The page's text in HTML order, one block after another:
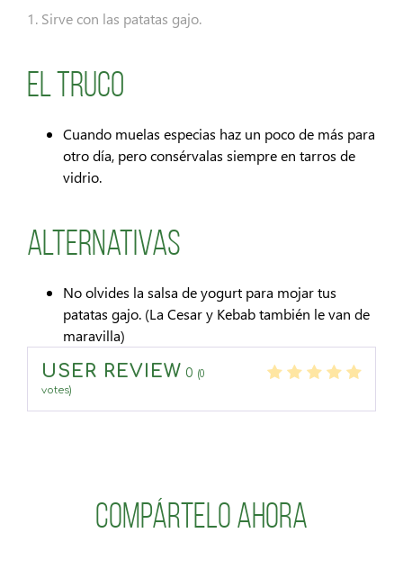
1. Sirve con las patatas gajo.
El Truco
Cuando muelas especias haz un poco de más para
otro día, pero consérvalas siempre en tarros de
vidrio.
Alternativas
No olvides la salsa de yogurt para mojar tus
patatas gajo. (La Cesar y Kebab también le van de
maravilla)
USER REVIEW 0 (0
votes)
Compártelo ahora